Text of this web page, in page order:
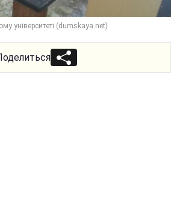
університеті (dumskaya.net)